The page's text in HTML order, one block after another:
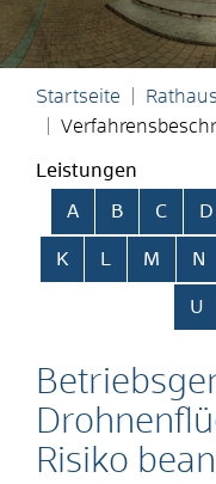
Startseite
Leistungen
Alphabetisches
A B C D
K L M N
U
Risiko